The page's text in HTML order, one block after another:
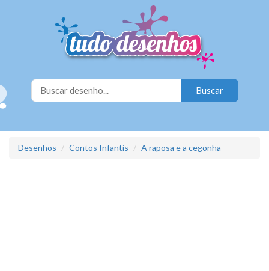
Desenhos Contos Infantis A raposa e a cegonha